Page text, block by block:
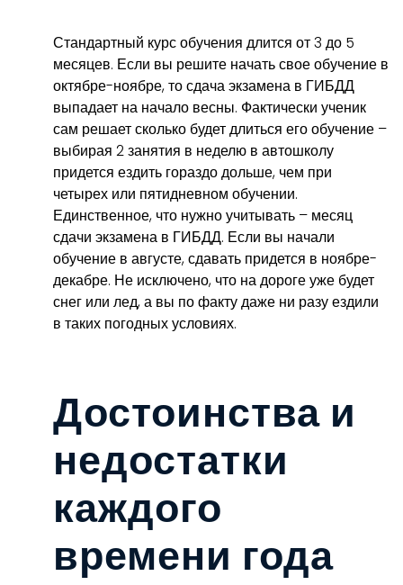
Стандартный курс обучения длится от 3 до 5
месяцев. Если вы решите начать свое обучение в
октябре-ноябре, то сдача экзамена в ГИБДД
выпадает на начало весны. Фактически ученик
сам решает сколько будет длиться его обучение –
выбирая 2 занятия в неделю в автошколу
придется ездить гораздо дольше, чем при
четырех или пятидневном обучении.
Единственное, что нужно учитывать – месяц
сдачи экзамена в ГИБДД. Если вы начали
обучение в августе, сдавать придется в ноябре-
декабре. Не исключено, что на дороге уже будет
снег или лед, а вы по факту даже ни разу ездили
в таких погодных условиях.
Достоинства и
недостатки
каждого
времени года